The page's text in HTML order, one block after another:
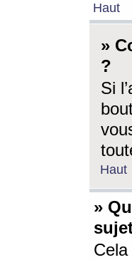
Haut
»
?
Si
Haut
»